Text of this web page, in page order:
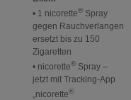
• 1 nicorette®Spray
gegen Rauchverlangen
ersetzt bis zu 150
Zigaretten
• nicorette®Spray –
jetzt mit Tracking-App
„nicorette®